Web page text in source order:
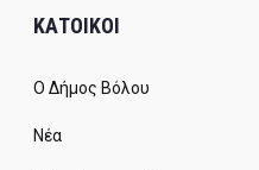
ΚΑΤΟΙΚΟΙ
Ο Δήμος Βόλου
Νέα